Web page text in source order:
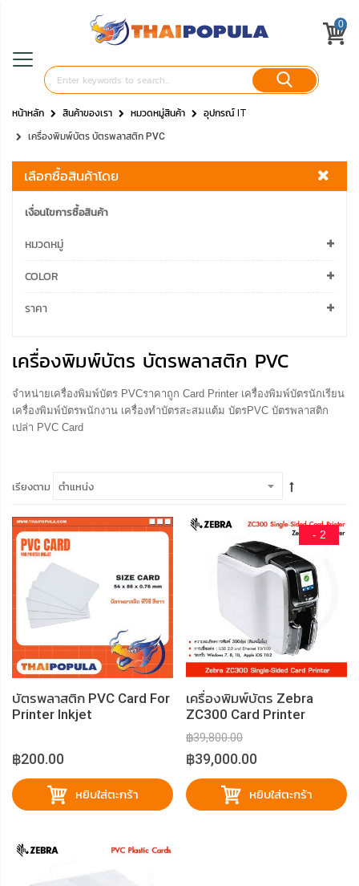
0
หน้าหลัก สินค้าของเรา หมวดหมู่สินค้า อุปกรณ์ IT
เครื่องพิมพ์บัตร บัตรพลาสติก PVC
เครื่องพิมพ์บัตร บัตรพลาสติก PVC
จำหน่ายเครื่องพิมพ์บัตร PVCราคาถูก Card Printer เครื่องพิมพ์บัตรนักเรียน
เครื่องพิมพ์บัตรพนักงาน เครื่องทำบัตรสะสมแต้ม บัตรPVC บัตรพลาสติก
เปล่า PVC Card
เรียงตาม
บัตรพลาสติก PVC Card For
Printer Inkjet
฿200.00
หยิบใส่ตะกร้า
- 2
เครื่องพิมพ์บัตร Zebra
ZC300 Card Printer
฿39,000.00
฿39,800.00
หยิบใส่ตะกร้า
เลือกซื้อสินค้าโดย
เงื่อนไขการซื้อสินค้า
หมวดหมู่
COLOR
ราคา